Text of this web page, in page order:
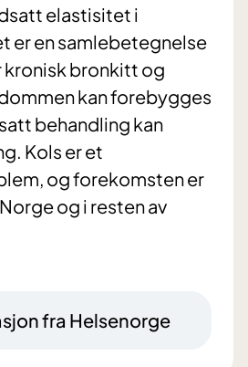
elastisitet i
er en samlebetegnelse
kronisk bronkitt og
kan forebygges
behandling kan
Kols er et
og forekomsten er
og i resten av
fra Helsenorge